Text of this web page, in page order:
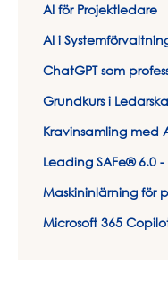
AI för Projektledare
AI i
ChatGPT som
Kravinsamling med
Leading SAFe® 6.0
Maskininlärning för